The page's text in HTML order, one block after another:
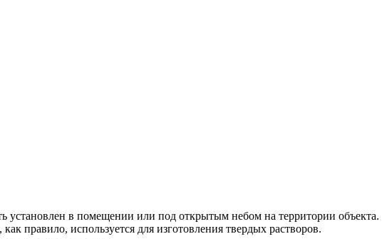
установлен в помещении или под открытым небом на территории объекта.
правило, используется для изготовления твердых растворов.